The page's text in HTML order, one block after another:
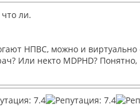
ли.
НПВС, можно и виртуально
Или некто MDPHD?